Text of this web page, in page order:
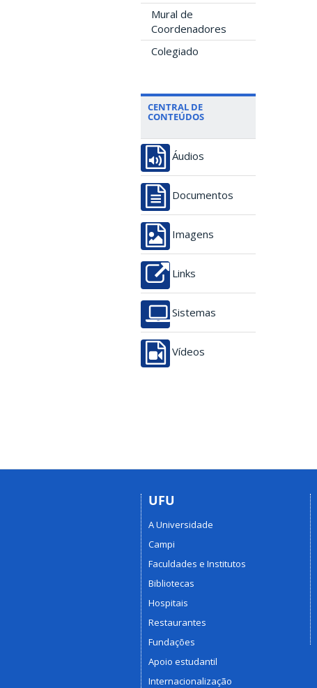
Mural de
Coordenadores
Colegiado
CENTRAL DE
CONTEÚDOS
Áudios
Documentos
Imagens
Links
Sistemas
Vídeos
UFU
A Universidade
Campi
Faculdades e Institutos
Bibliotecas
Hospitais
Restaurantes
Fundações
Apoio estudantil
Internacionalização